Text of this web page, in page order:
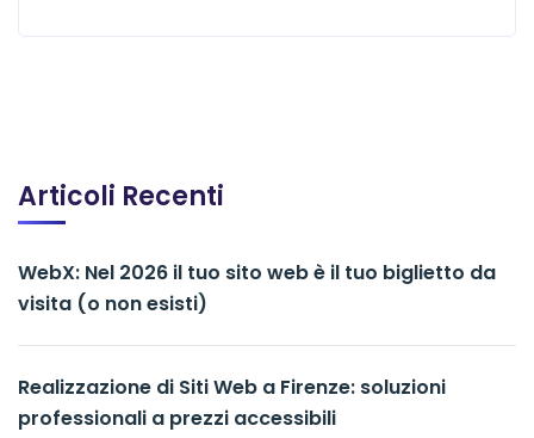
Articoli Recenti
WebX: Nel 2026 il tuo sito web è il tuo biglietto da
visita (o non esisti)
Realizzazione di Siti Web a Firenze: soluzioni
professionali a prezzi accessibili